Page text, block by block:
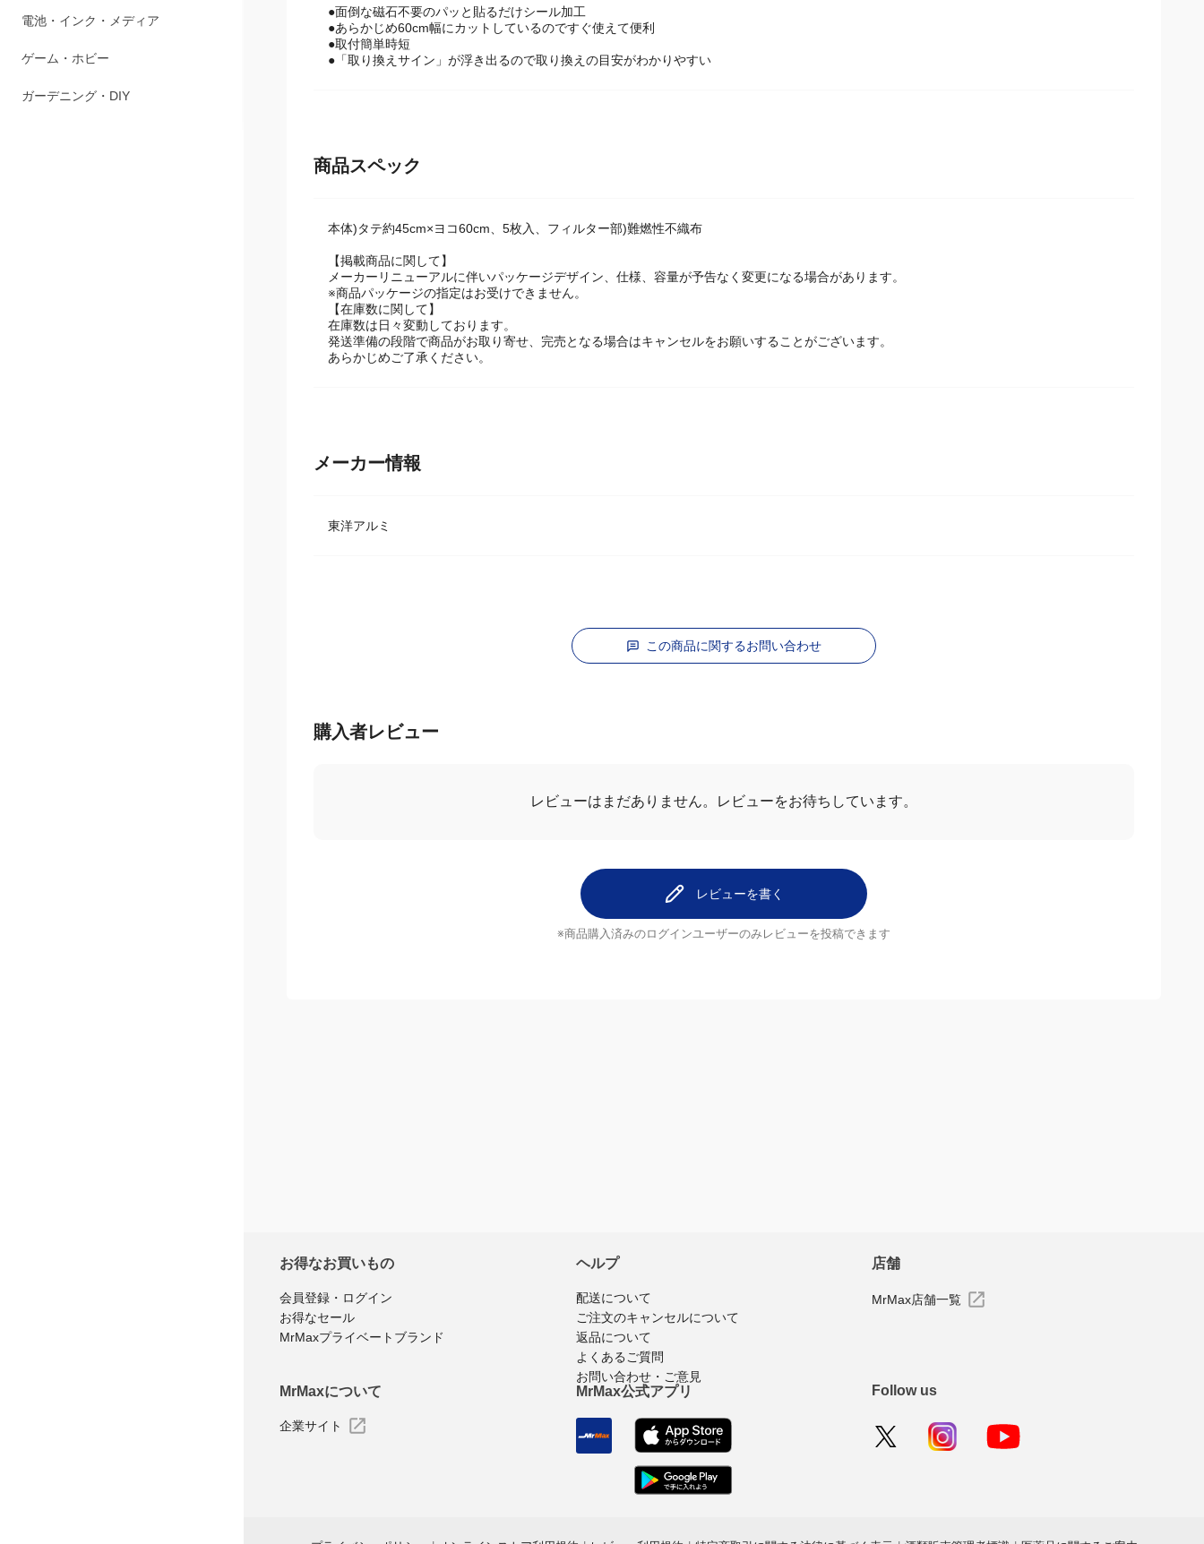
電池・インク・メディア
ゲーム・ホビー
ガーデニング・DIY
●面倒な磁石不要のパッと貼るだけシール加工
●あらかじめ60cm幅にカットしているのですぐ使えて便利
●取付簡単時短
●「取り換えサイン」が浮き出るので取り換えの目安がわかりやすい
商品スペック
本体)タテ約45cm×ヨコ60cm、5枚入、フィルター部)難燃性不織布
【掲載商品に関して】
メーカーリニューアルに伴いパッケージデザイン、仕様、容量が予告なく変更になる場合があります。
※商品パッケージの指定はお受けできません。
【在庫数に関して】
在庫数は日々変動しております。
発送準備の段階で商品がお取り寄せ、完売となる場合はキャンセルをお願いすることがございます。
あらかじめご了承ください。
メーカー情報
東洋アルミ
この商品に関するお問い合わせ
購入者レビュー
レビューはまだありません。 レビューをお待ちしています。
レビューを書く
※商品購入済みのログインユーザーのみ レビューを投稿できます
お得なお買いもの
会員登録・ログイン
お得なセール
MrMaxプライベートブランド
ヘルプ
配送について
ご注文のキャンセルについて
返品について
よくあるご質問
お問い合わせ・ご意見
店舗
MrMax店舗一覧
MrMaxについて
企業サイト
MrMax公式アプリ Follow us